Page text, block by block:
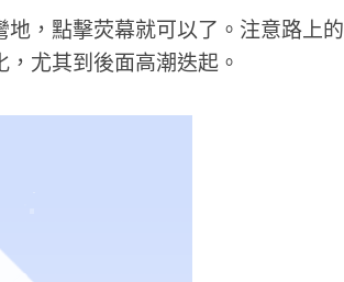
，點擊荧幕就可以了。注意路上的
尤其到後面高潮迭起。